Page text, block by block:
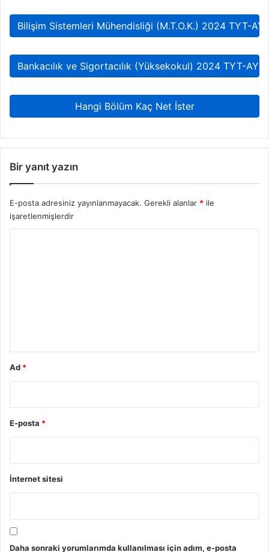
Bilişim Sistemleri Mühendisliği (M.T.O.K.) 2024 TYT-
Bankacılık ve Sigortacılık (Yüksekokul) 2024 TYT-
Hangi Bölüm Kaç Net İster
Bir yanıt yazın
E-posta adresiniz yayınlanmayacak. Gerekli alanlar * ile
işaretlenmişlerdir
Ad *
E-posta *
İnternet sitesi
Daha sonraki yorumlarımda kullanılması için adım, e-posta